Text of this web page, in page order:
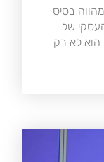
בסיס
של
הוא לא רק